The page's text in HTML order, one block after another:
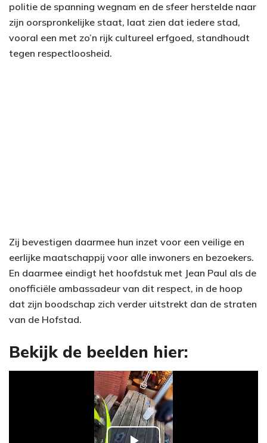
politie de spanning wegnam en de sfeer herstelde naar
zijn oorspronkelijke staat, laat zien dat iedere stad,
vooral een met zo’n rijk cultureel erfgoed, standhoudt
tegen respectloosheid.
Zij bevestigen daarmee hun inzet voor een veilige en
eerlijke maatschappij voor alle inwoners en bezoekers.
En daarmee eindigt het hoofdstuk met Jean Paul als de
onofficiële ambassadeur van dit respect, in de hoop
dat zijn boodschap zich verder uitstrekt dan de straten
van de Hofstad.
Bekijk de beelden hier: